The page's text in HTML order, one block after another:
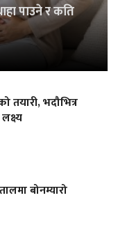
पाउने र कति
तयारी, भदौभित्र
बोनम्यारो